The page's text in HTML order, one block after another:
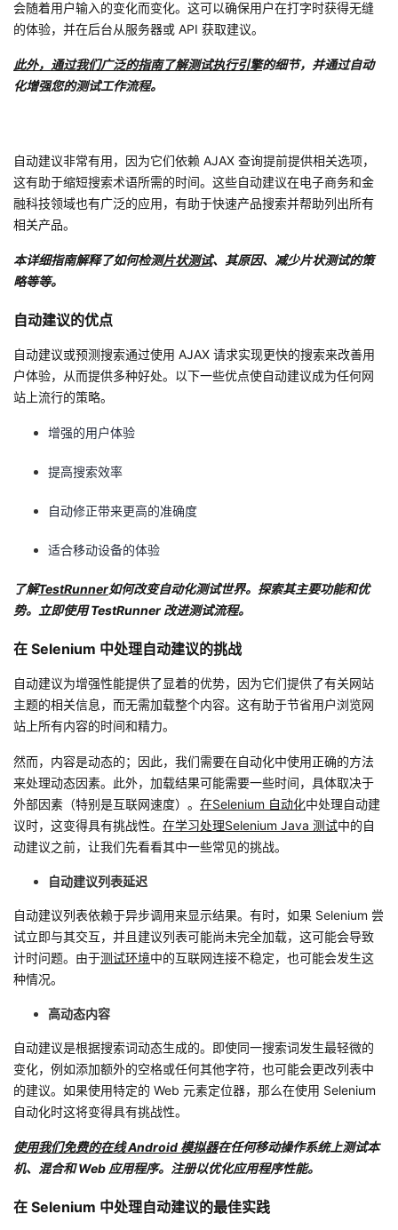
课
的
证
我
实
的
藏
术
持
云
建
会随着用户输入的变化而变化。这可以确保用户在打字时获得无缝
的体验，并在后台从服务器或 API 获取建议。
此外，通过我们广泛的指南了解测试执行引擎的细节，并通过自动
化增强您的测试工作流程。
自动建议非常有用，因为它们依赖 AJAX 查询提前提供相关选项，
这有助于缩短搜索术语所需的时间。这些自动建议在电子商务和金
融科技领域也有广泛的应用，有助于快速产品搜索并帮助列出所有
相关产品。
本详细指南解释了如何检测片状测试、其原因、减少片状测试的策
略等等。
自动建议的优点
自动建议或预测搜索通过使用 AJAX 请求实现更快的搜索来改善用
户体验，从而提供多种好处。以下一些优点使自动建议成为任何网
站上流行的策略。
增强的用户体验
提高搜索效率
自动修正带来更高的准确度
适合移动设备的体验
了解TestRunner如何改变自动化测试世界。探索其主要功能和优
势。立即使用 TestRunner 改进测试流程。
在 Selenium 中处理自动建议的挑战
自动建议为增强性能提供了显着的优势，因为它们提供了有关网站
主题的相关信息，而无需加载整个内容。这有助于节省用户浏览网
站上所有内容的时间和精力。
然而，内容是动态的；因此，我们需要在自动化中使用正确的方法
来处理动态因素。此外，加载结果可能需要一些时间，具体取决于
外部因素（特别是互联网速度）。 在Selenium 自动化中处理自动建
议时，这变得具有挑战性。 在学习处理Selenium Java 测试中的自
动建议之前，让我们先看看其中一些常见的挑战。
自动建议列表延迟
自动建议列表依赖于异步调用来显示结果。有时，如果 Selenium 尝
试立即与其交互，并且建议列表可能尚未完全加载，这可能会导致
计时问题。由于测试环境中的互联网连接不稳定，也可能会发生这
种情况。
高动态内容
自动建议是根据搜索词动态生成的。即使同一搜索词发生最轻微的
变化，例如添加额外的空格或任何其他字符，也可能会更改列表中
的建议。如果使用特定的 Web 元素定位器，那么在使用 Selenium
自动化时这将变得具有挑战性。
使用我们免费的在线 Android 模拟器在任何移动操作系统上测试本
机、混合和 Web 应用程序。注册以优化应用程序性能。
在 Selenium 中处理自动建议的最佳实践